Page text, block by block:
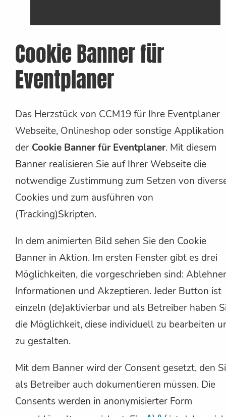
Cookie Banner für
Eventplaner
Das Herzstück von CCM19 für Ihre Eventplaner
Webseite, Onlineshop oder sonstige
der Cookie Banner für Eventplaner. Mit diesem
Banner realisieren Sie auf Ihrer Webseite die
notwendige Zustimmung zum Setzen von
Cookies und zum ausführen von
(Tracking)Skripten.
In dem animierten Bild sehen Sie den Cookie
Banner in Aktion. Im ersten Fenster gibt es drei
Möglichkeiten, die vorgeschrieben sind:
Informationen und Akzeptieren. Jeder Button ist
einzeln (de)aktivierbar und als Betreiber haben
die Möglichkeit, diese individuell zu bearbeiten
zu gestalten.
Mit dem Banner wird der Consent gesetzt, den
als Betreiber auch dokumentieren müssen. Die
Consents werden in anonymisierter Form